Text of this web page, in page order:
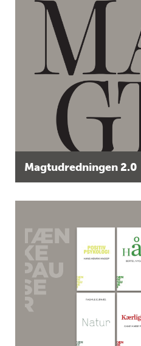
Magtudredningen 2.0